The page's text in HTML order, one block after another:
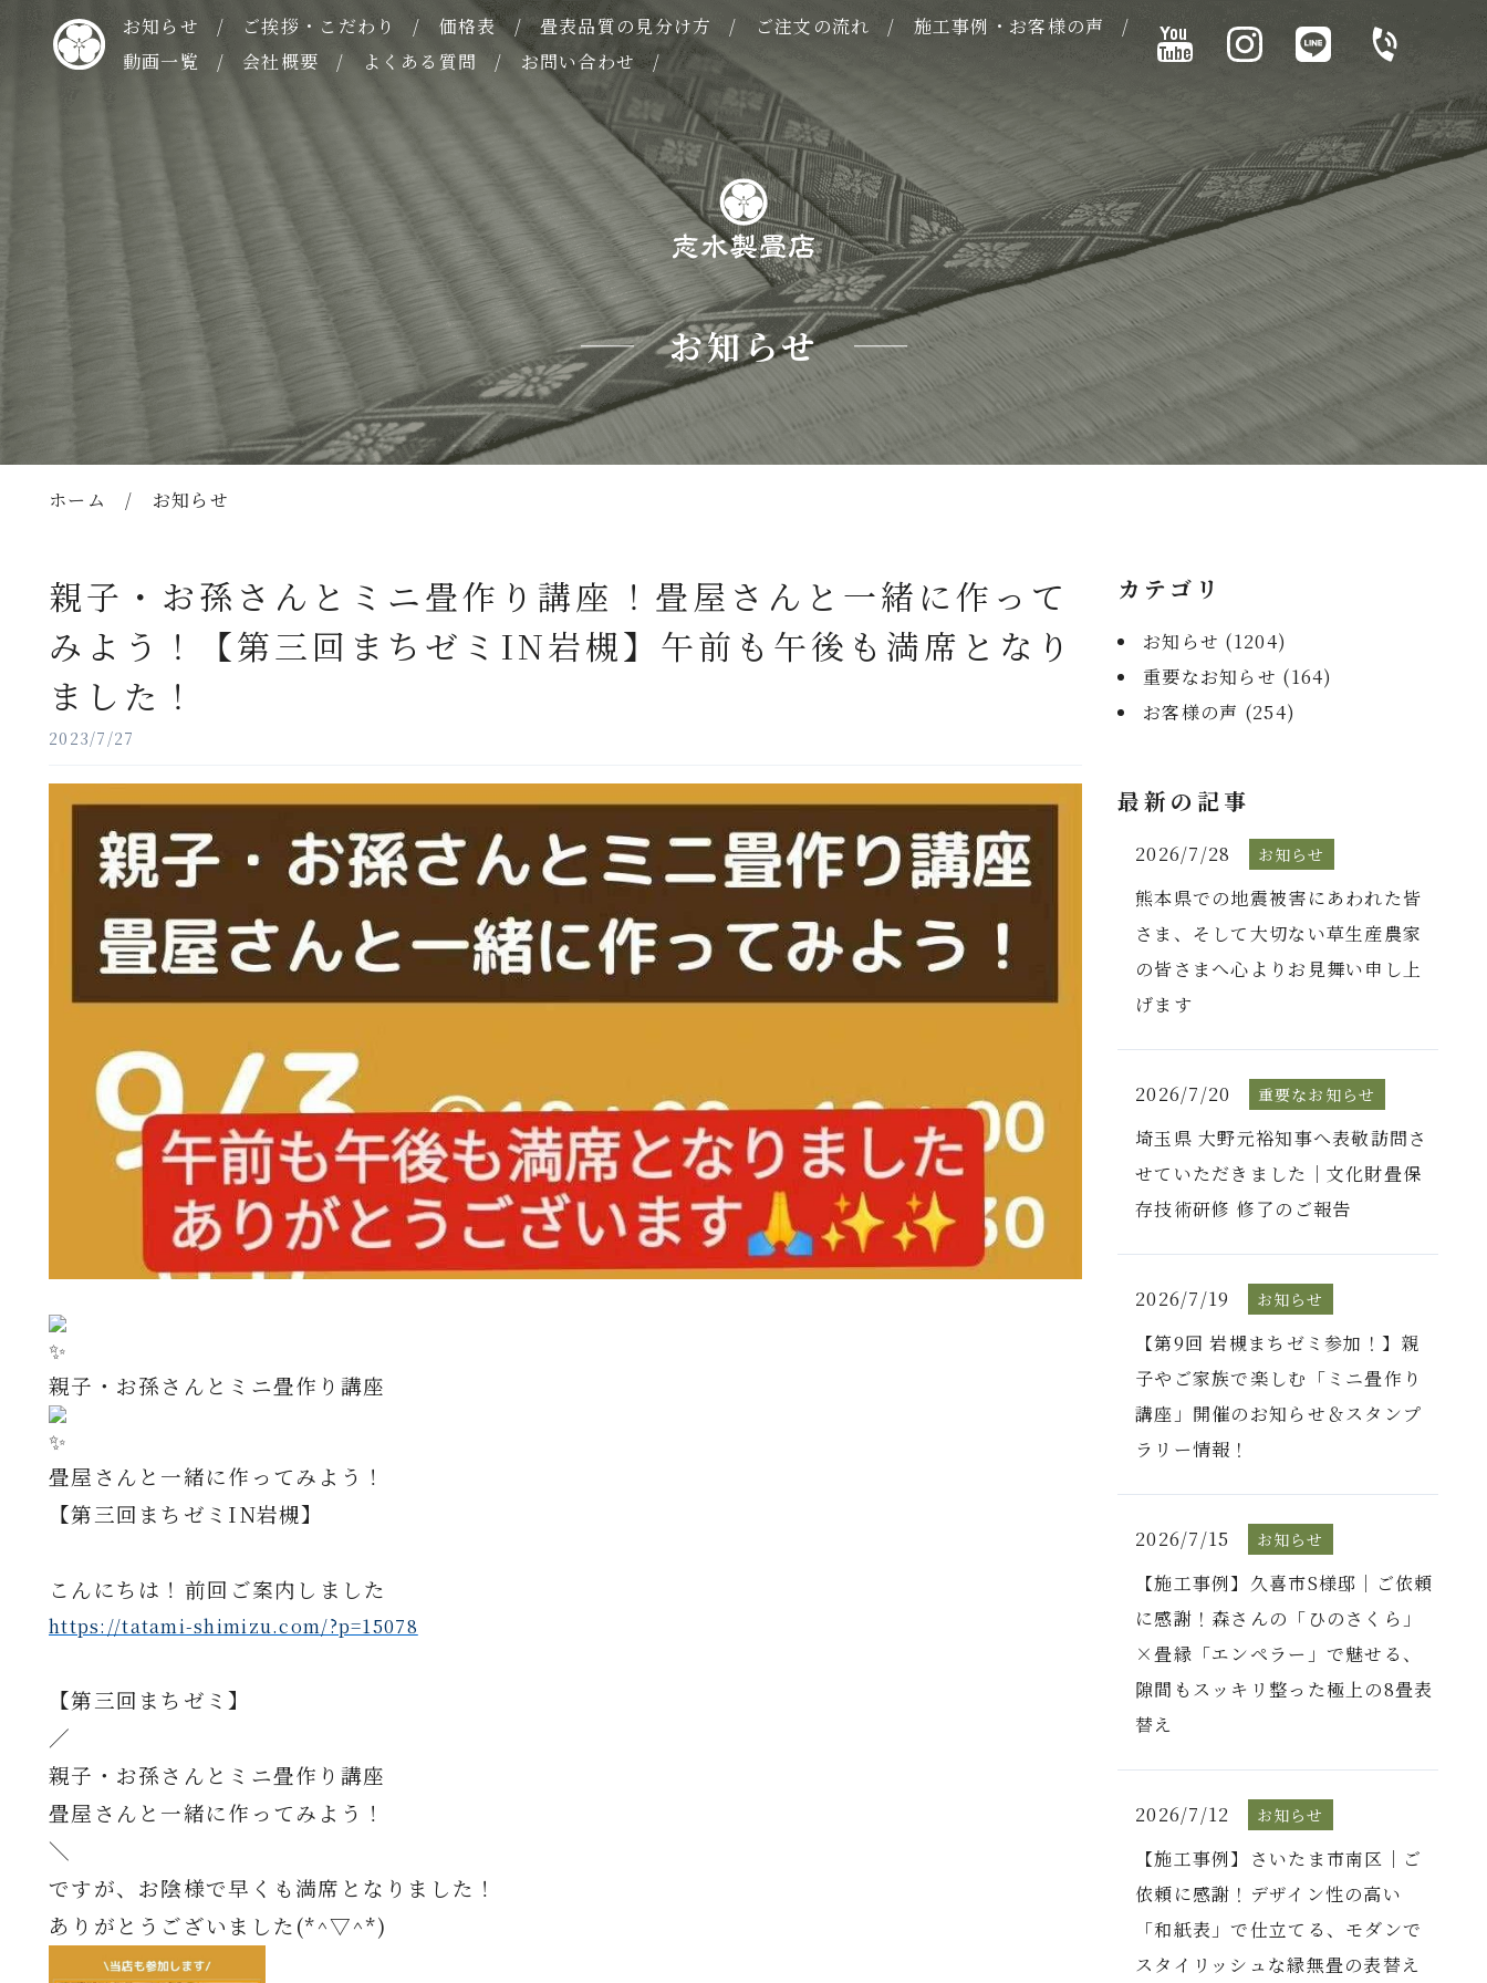
お知らせ ご挨拶・こだわり 価格表 畳表品質の見分け方 ご注文の流れ
施工事例・お客様の声
動画一覧
会社概要 よくある質問 お問い合わせ
お知らせ
ホーム / お知らせ
親子・お孫さんとミニ畳作り講座⁡！畳屋さんと一緒に作って
みよう！【第三回まちゼミIN岩槻】午前も午後も満席となり
ました！⁡
2023/7/27
親子・お孫さんとミニ畳作り講座 ⁡
畳屋さんと一緒に作ってみよう！⁡
【第三回まちゼミIN岩槻】⁡
こんにちは！⁡前回ご案内しました
https://tatami-shimizu.com/?p=15078
【第三回まちゼミ】
／⁡
親子・お孫さんとミニ畳作り講座⁡
畳屋さんと一緒に作ってみよう！⁡
＼⁡
ですが、お陰様で早くも満席となりました！
ありがとうございました(*^▽^*)
カテゴリ
お知らせ (1204)
重要なお知らせ (164)
お客様の声 (254)
最新の記事
2026/7/28 お知らせ
熊本県での地震被害にあわれた皆
さま、そして大切ない草生産農家
の皆さまへ心よりお見舞い申し上
げます
2026/7/20 重要なお知らせ
埼玉県 大野元裕知事へ表敬訪問さ
せていただきました｜文化財畳保
存技術研修 修了のご報告
2026/7/19 お知らせ
【第9回 岩槻まちゼミ参加！】親
子やご家族で楽しむ「ミニ畳作り
講座」開催のお知らせ＆スタンプ
ラリー情報！
2026/7/15 お知らせ
【施工事例】久喜市S様邸｜ご依頼
に感謝！森さんの「ひのさくら」
×畳縁「エンペラー」で魅せる、
隙間もスッキリ整った極上の8畳表
替え
2026/7/12 お知らせ
【施工事例】さいたま市南区｜ご
依頼に感謝！デザイン性の高い
「和紙表」で仕立てる、モダンで
スタイリッシュな縁無畳の表替え